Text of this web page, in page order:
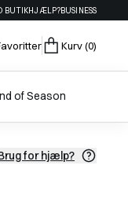
BUTIKHJÆLP?BUSINESS
Kurv(0)
of Season
for hjælp?